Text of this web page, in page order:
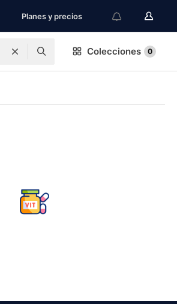
Planes y precios
Colecciones 0